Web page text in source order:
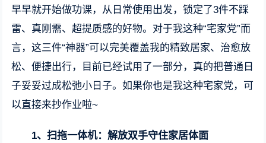
早早就开始做功课，从日常使用出发，锁定了3件不踩
雷、真刚需、超提质感的好物。对于我这种“宅家党”而
言，这三件“神器”可以完美覆盖我的精致居家、治愈放
松、便捷出行，目前已经试用了一部分，真的把普通日
子妥妥过成松弛小日子。如果你也是我这种宅家党，可
以直接来抄作业啦~
1、扫拖一体机：解放双手守住家居体面